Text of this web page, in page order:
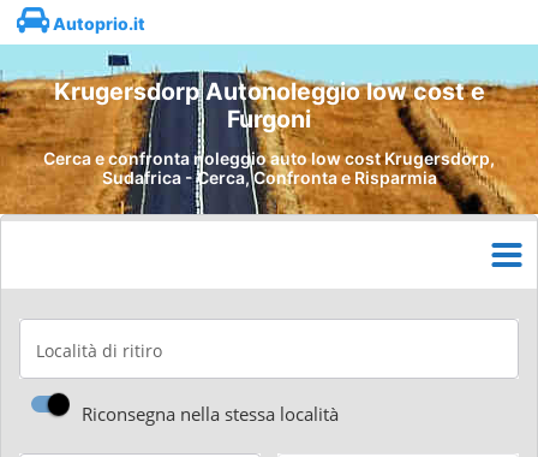
Autoprio.it
Krugersdorp Autonoleggio low cost e
Furgoni
Cerca e confronta noleggio auto low cost Krugersdorp,
Sudafrica - Cerca, Confronta e Risparmia
Località di ritiro
Riconsegna nella stessa località